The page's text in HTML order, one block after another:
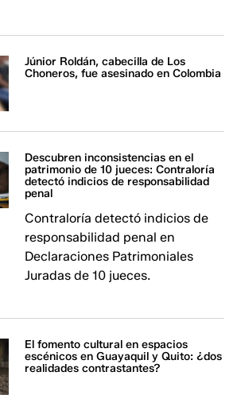
Júnior Roldán, cabecilla de Los
Choneros, fue asesinado en Colombia
Descubren inconsistencias en el
patrimonio de 10 jueces: Contraloría
detectó indicios de responsabilidad
penal
Contraloría detectó indicios de
responsabilidad penal en
Declaraciones Patrimoniales
Juradas de 10 jueces.
El fomento cultural en espacios
escénicos en Guayaquil y Quito: ¿dos
realidades contrastantes?